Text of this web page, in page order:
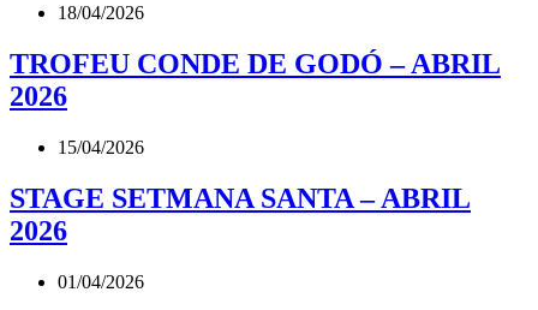
18/04/2026
TROFEU CONDE DE GODÓ – ABRIL
2026
15/04/2026
STAGE SETMANA SANTA – ABRIL
2026
01/04/2026